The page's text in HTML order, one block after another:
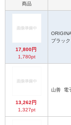
商品
17,800円
1,780pt
ブラッ
13,262円
1,327pt
山善 電